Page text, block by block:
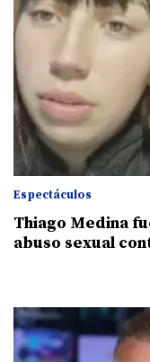
Espectáculos
Thiago Medina
abuso sexual